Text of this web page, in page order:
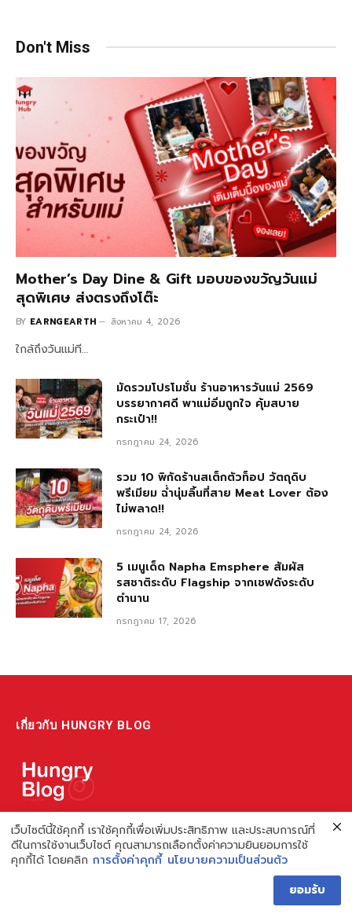
Don't Miss
Mother’s Day Dine & Gift มอบของขวัญวันแม่
สุดพิเศษ ส่งตรงถึงโต๊ะ
BY EARNGEARTH สิงหาคม 4, 2026
ใกล้ถึงวันแม่ที…
มัดรวมโปรโมชั่น ร้านอาหารวันแม่ 2569
บรรยากาศดี พาแม่อิ่มถูกใจ คุ้มสบาย
กระเป๋า!!
กรกฎาคม 24, 2026
รวม 10 พิกัดร้านสเต็กตัวท็อป วัตถุดิบ
พรีเมียม ฉ่ำนุ่มลิ้นที่สาย Meat Lover ต้อง
ไม่พลาด!!
กรกฎาคม 24, 2026
5 เมนูเด็ด Napha Emsphere สัมผัส
รสชาติระดับ Flagship จากเชฟดังระดับ
ตำนาน
กรกฎาคม 17, 2026
เกี่ยวกับ HUNGRY BLOG
แหล่งรวมข้อมูล ข่าวสาร เกี่ยวกับร้านอาหารและเรื่องกิน ไม่ว่าจะเป็น
รีวิว ชี้เป้า รวมถึงความรู้ต่างๆ ที่เราอยากแชร์!
ไม่พอ เรายังมีความรู้เกี่ยวกับการทำร้านอาหาร เพื่อผู้ประกอบการ ที่
เว็บไซต์นี้ใช้คุกกี้ เราใช้คุกกี้เพื่อเพิ่มประสิทธิภาพ และประสบการณ์ที่
ดีในการใช้งานเว็บไซต์ คุณสามารถเลือกตั้งค่าความยินยอมการใช้
คุกกี้ได้ โดยคลิก การตั้งค่าคุกกี้ นโยบายความเป็นส่วนตัว
ยอมรับ